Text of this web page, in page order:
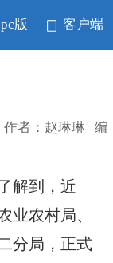
pc版 客户端
者：赵琳琳 编
解到，近
业农村局、
分局，正式